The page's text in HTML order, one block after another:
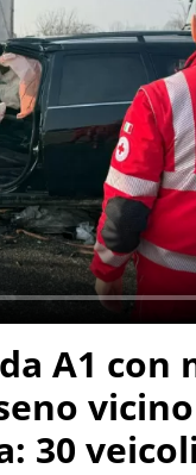
A1 con
vicino
30 veicoli